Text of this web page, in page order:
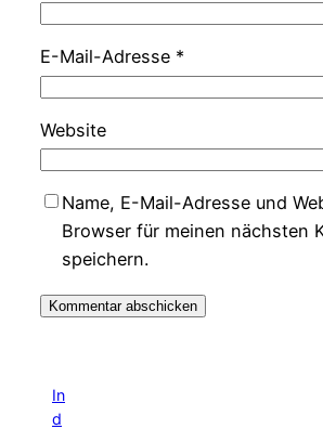
E-Mail-Adresse *
Website
Name, E-Mail-Adresse und
Browser für meinen nächsten
speichern.
In
d